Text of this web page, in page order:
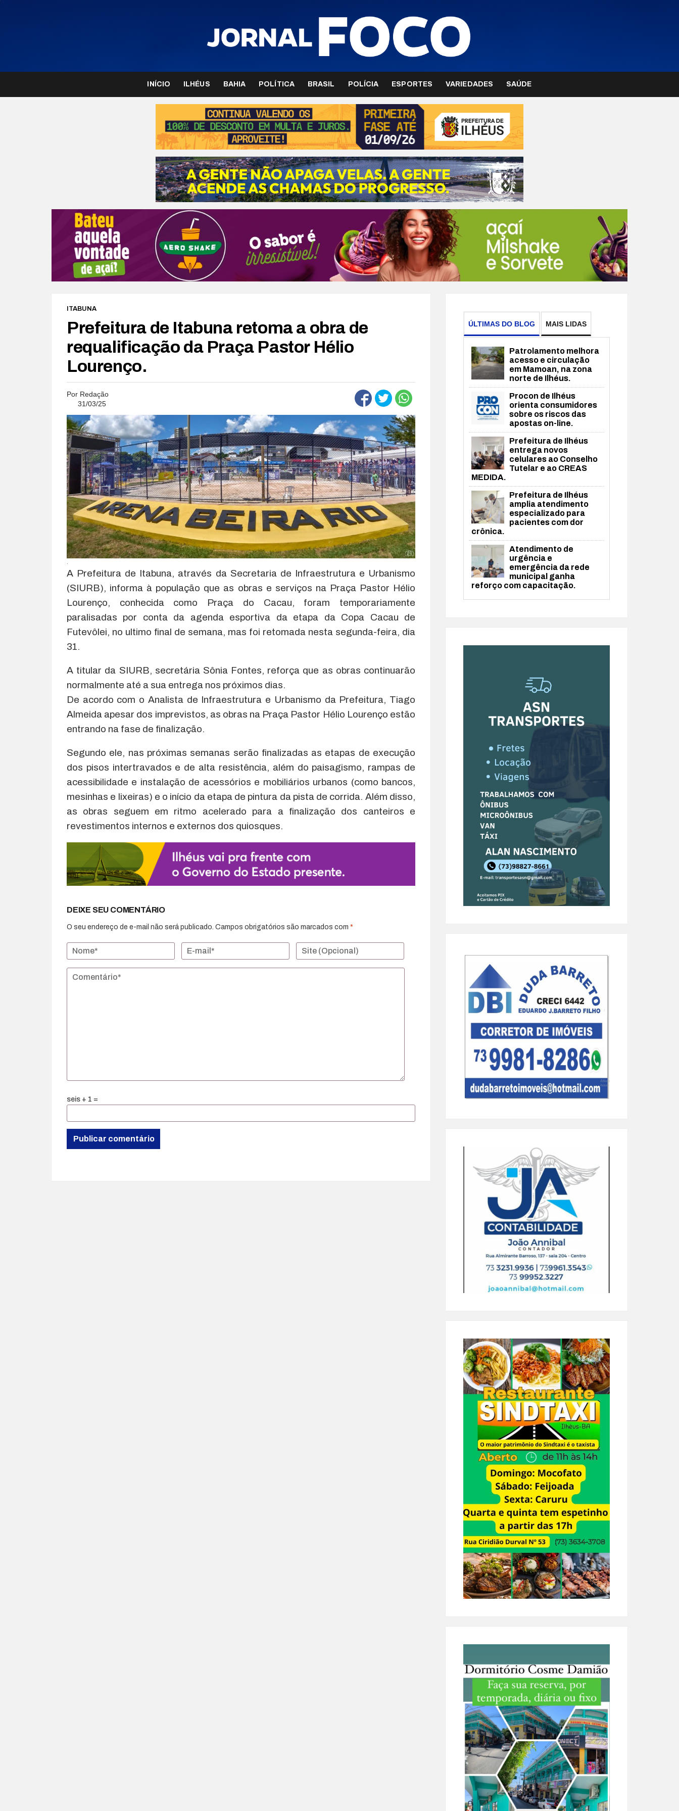
INÍCIO ILHÉUS BAHIA POLÍTICA BRASIL POLÍCIA ESPORTES VARIEDADES SAÚDE
ITABUNA
Prefeitura de Itabuna retoma a obra de
requalificação da Praça Pastor Hélio
Lourenço.
Por Redação
31/03/25
.
A Prefeitura de Itabuna, através da Secretaria de Infraestrutura e Urbanismo
(SIURB), informa à população que as obras e serviços na Praça Pastor Hélio
Lourenço, conhecida como Praça do Cacau, foram temporariamente
paralisadas por conta da agenda esportiva da etapa da Copa Cacau de
Futevôlei, no ultimo final de semana, mas foi retomada nesta segunda-feira, dia
31.
A titular da SIURB, secretária Sônia Fontes, reforça que as obras continuarão
normalmente até a sua entrega nos próximos dias.
De acordo com o Analista de Infraestrutura e Urbanismo da Prefeitura, Tiago
Almeida apesar dos imprevistos, as obras na Praça Pastor Hélio Lourenço estão
entrando na fase de finalização.
Segundo ele, nas próximas semanas serão finalizadas as etapas de execução
dos pisos intertravados e de alta resistência, além do paisagismo, rampas de
acessibilidade e instalação de acessórios e mobiliários urbanos (como bancos,
mesinhas e lixeiras) e o início da etapa de pintura da pista de corrida. Além disso,
as obras seguem em ritmo acelerado para a finalização dos canteiros e
revestimentos internos e externos dos quiosques.
DEIXE SEU COMENTÁRIO
O seu endereço de e-mail não será publicado. Campos obrigatórios são marcados com *
seis + 1 =
ÚLTIMAS DO BLOG MAIS LIDAS
Patrolamento melhora
acesso e circulação
em Mamoan, na zona
norte de Ilhéus.
Procon de Ilhéus
orienta consumidores
sobre os riscos das
apostas on-line.
Prefeitura de Ilhéus
entrega novos
celulares ao Conselho
Tutelar e ao CREAS
MEDIDA.
Prefeitura de Ilhéus
amplia atendimento
especializado para
pacientes com dor
crônica.
Atendimento de
urgência e
emergência da rede
municipal ganha
reforço com capacitação.